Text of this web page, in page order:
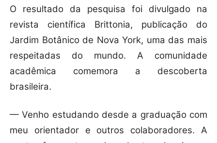
O resultado da pesquisa foi divulgado na
revista científica Brittonia, publicação do
Jardim Botânico de Nova York, uma das mais
respeitadas do mundo. A comunidade
acadêmica comemora a descoberta
brasileira.
— Venho estudando desde a graduação com
meu orientador e outros colaboradores. A